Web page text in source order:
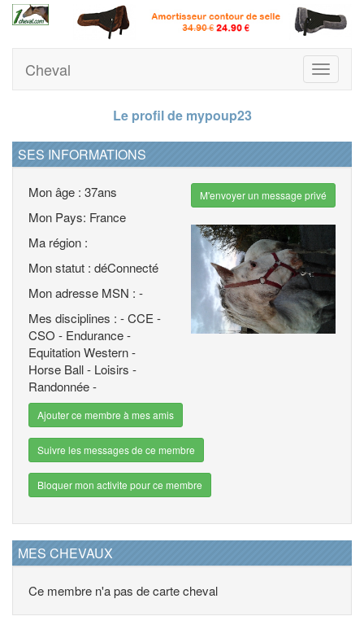
Toggle
Cheval
Le profil de mypoup23
SES INFORMATIONS
Mon âge : 37ans
Mon Pays: France
Ma région :
Mon statut : déConnecté
Mon adresse MSN : -
Mes disciplines : - CCE -
CSO - Endurance -
Equitation Western -
Horse Ball - Loisirs -
Randonnée -
Ajouter ce membre à mes amis
Suivre les messages de ce membre
Bloquer mon activite pour ce membre
M'envoyer un message privé
MES CHEVAUX
Ce membre n'a pas de carte cheval